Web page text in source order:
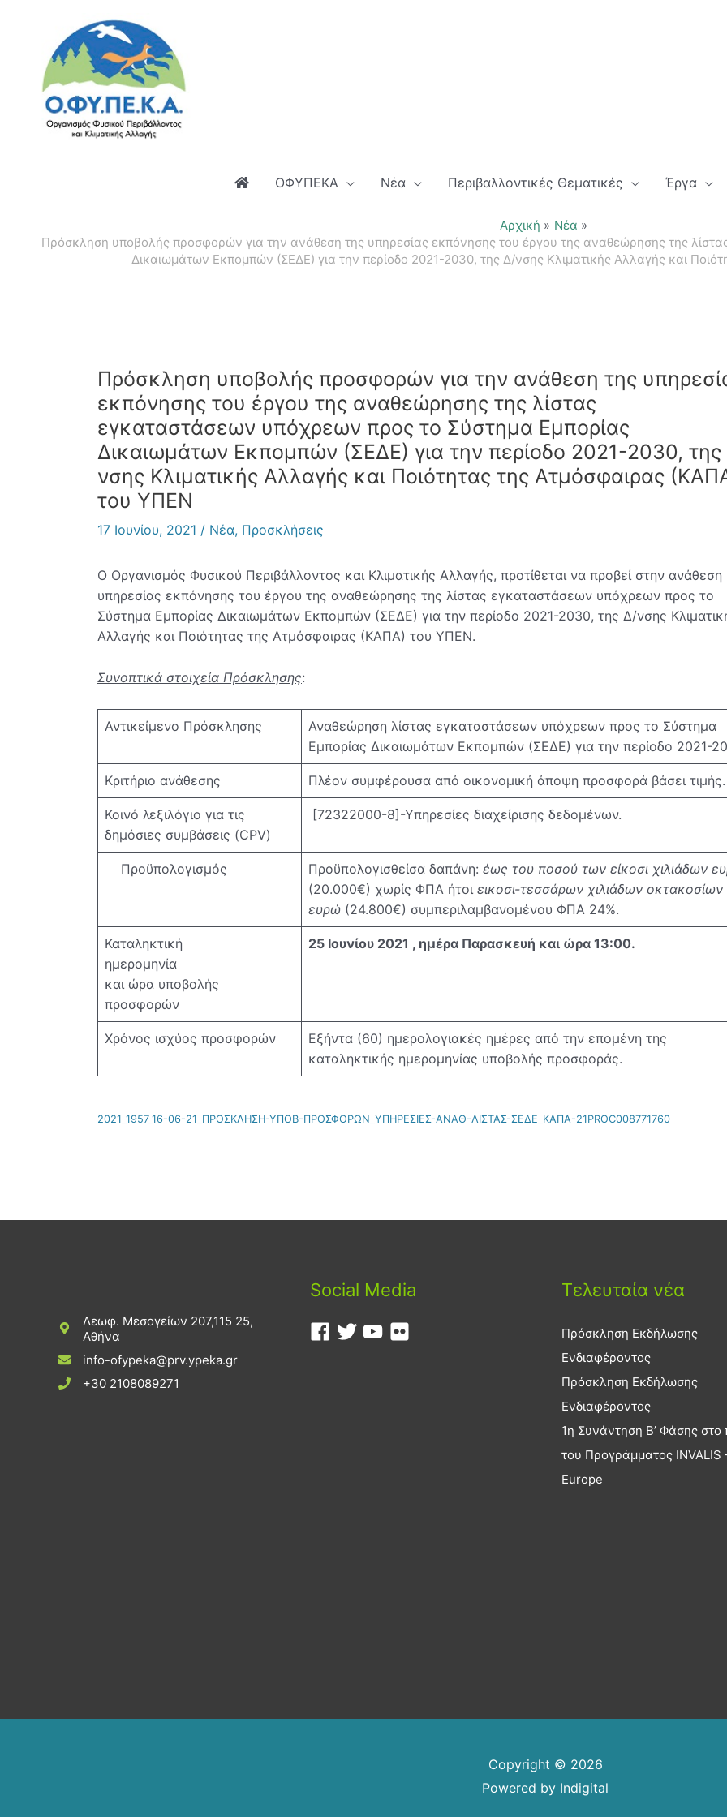
περιεχόμενο
ΟΦΥΠΕΚΑ Νέα Περιβαλλοντικές Θεματικές Έργα
Αρχική
Νέα
Πρόσκληση υποβολής προσφορών για την ανάθεση της υπηρεσίας εκπόνησης του έργου της αναθεώρησης της
Δικαιωμάτων Εκπομπών (ΣΕΔΕ) για την περίοδο 2021-2030, της Δ/νσης Κλιματικής Αλλαγής και
Πρόσκληση υποβολής προσφορών για την ανάθεση της
εκπόνησης του έργου της αναθεώρησης της λίστας
εγκαταστάσεων υπόχρεων προς το Σύστημα Εμπορίας
Δικαιωμάτων Εκπομπών (ΣΕΔΕ) για την περίοδο 2021-2030,
νσης Κλιματικής Αλλαγής και Ποιότητας της Ατμόσφαιρας
του ΥΠΕΝ
17 Ιουνίου, 2021 / Νέα, Προσκλήσεις
Ο Οργανισμός Φυσικού Περιβάλλοντος και Κλιματικής Αλλαγής, προτίθεται να προβεί στην ανάθεση
υπηρεσίας εκπόνησης του έργου της αναθεώρησης της λίστας εγκαταστάσεων υπόχρεων προς το
Σύστημα Εμπορίας Δικαιωμάτων Εκπομπών (ΣΕΔΕ) για την περίοδο 2021-2030, της Δ/νσης
Αλλαγής και Ποιότητας της Ατμόσφαιρας (ΚΑΠΑ) του ΥΠΕΝ.
Συνοπτικά στοιχεία Πρόσκλησης:
Αντικείμενο Πρόσκλησης
Αναθεώρηση λίστας εγκαταστάσεων υπόχρεων προς το Σύστημα
Εμπορίας Δικαιωμάτων Εκπομπών (ΣΕΔΕ) για την περίοδο 2021-
Κριτήριο ανάθεσης Πλέον συμφέρουσα από οικονομική άποψη προσφορά βάσει τιμής.
Κοινό λεξιλόγιο για τις
δημόσιες συμβάσεις (CPV)
[72322000-8]-Υπηρεσίες διαχείρισης δεδομένων.
Προϋπολογισμός Προϋπολογισθείσα δαπάνη: έως του ποσού των είκοσι χιλιάδων
(20.000€) χωρίς ΦΠΑ ήτοι εικοσι-τεσσάρων χιλιάδων οκτακοσίων
ευρώ (24.800€) συμπεριλαμβανομένου ΦΠΑ 24%.
Καταληκτική
ημερομηνία
και ώρα υποβολής
προσφορών
25 Ιουνίου 2021 , ημέρα Παρασκευή και ώρα 13:00.
Χρόνος ισχύος προσφορών
Εξήντα (60) ημερολογιακές ημέρες από την επομένη της
καταληκτικής ημερομηνίας υποβολής προσφοράς.
2021_1957_16-06-21_ΠΡΟΣΚΛΗΣΗ-ΥΠΟΒ-ΠΡΟΣΦΟΡΩΝ_ΥΠΗΡΕΣΙΕΣ-ΑΝΑΘ-ΛΙΣΤΑΣ-ΣΕΔΕ_ΚΑΠΑ-21PROC008771760
Λεωφ. Μεσογείων 207,115 25,
Αθήνα
info-ofypeka@prv.ypeka.gr
+30 2108089271
Social Media Τελευταία νέα
Πρόσκληση Εκδήλωσης
Ενδιαφέροντος
Πρόσκληση Εκδήλωσης
Ενδιαφέροντος
1η Συνάντηση Β’ Φάσης στο
του Προγράμματος INVALIS
Europe
Copyright © 2026
Powered by Indigital